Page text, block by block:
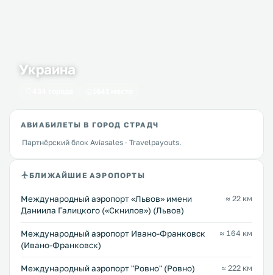
Украина
АВИАБИЛЕТЫ В ГОРОД СТРАДЧ
Партнёрский блок Aviasales · Travelpayouts.
БЛИЖАЙШИЕ АЭРОПОРТЫ
Междунарoдный аэропорт «Львов» имени
Даниила Галицкого («Скнилов») (Львов)
≈ 22 км
Международный аэропорт Ивано-Франковск
(Ивано-Франковск)
≈ 164 км
Междунарoдный аэропорт "Ровно" (Ровно) ≈ 222 км